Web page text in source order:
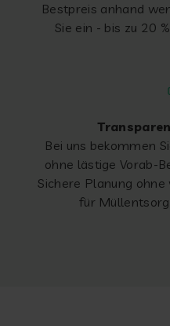
Bestpreis anhand
Sie ein - bis zu 20
Bei uns bekommen
ohne lästige Vorab-
Sichere Planung
für